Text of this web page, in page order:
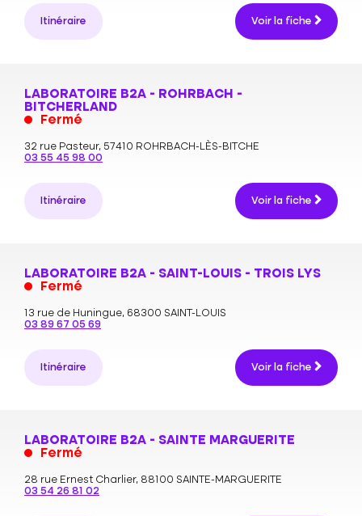
Itinéraire Voir la fiche
LABORATOIRE B2A - ROHRBACH -
BITCHERLAND
Fermé
32 rue Pasteur, 57410 ROHRBACH-LÈS-BITCHE
03 55 45 98 00
Itinéraire Voir la fiche
LABORATOIRE B2A - SAINT-LOUIS - TROIS LYS
Fermé
13 rue de Huningue, 68300 SAINT-LOUIS
03 89 67 05 69
Itinéraire Voir la fiche
LABORATOIRE B2A - SAINTE MARGUERITE
Fermé
28 rue Ernest Charlier, 88100 SAINTE-MARGUERITE
03 54 26 81 02